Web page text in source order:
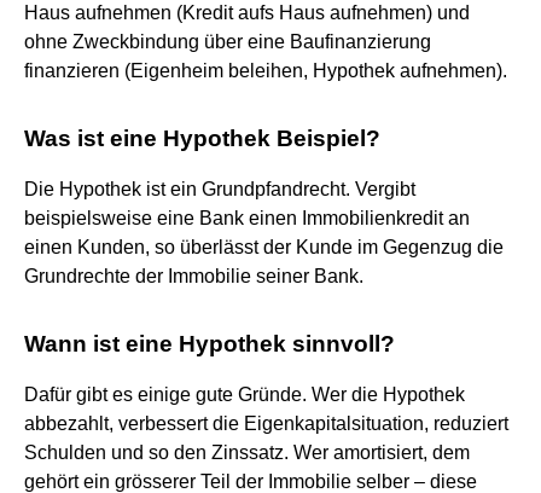
Haus aufnehmen (Kredit aufs Haus aufnehmen) und
ohne Zweckbindung über eine Baufinanzierung
finanzieren (Eigenheim beleihen, Hypothek aufnehmen).
Was ist eine Hypothek Beispiel?
Die Hypothek ist ein Grundpfandrecht. Vergibt
beispielsweise eine Bank einen Immobilienkredit an
einen Kunden, so überlässt der Kunde im Gegenzug die
Grundrechte der Immobilie seiner Bank.
Wann ist eine Hypothek sinnvoll?
Dafür gibt es einige gute Gründe. Wer die Hypothek
abbezahlt, verbessert die Eigenkapitalsituation, reduziert
Schulden und so den Zinssatz. Wer amortisiert, dem
gehört ein grösserer Teil der Immobilie selber – diese